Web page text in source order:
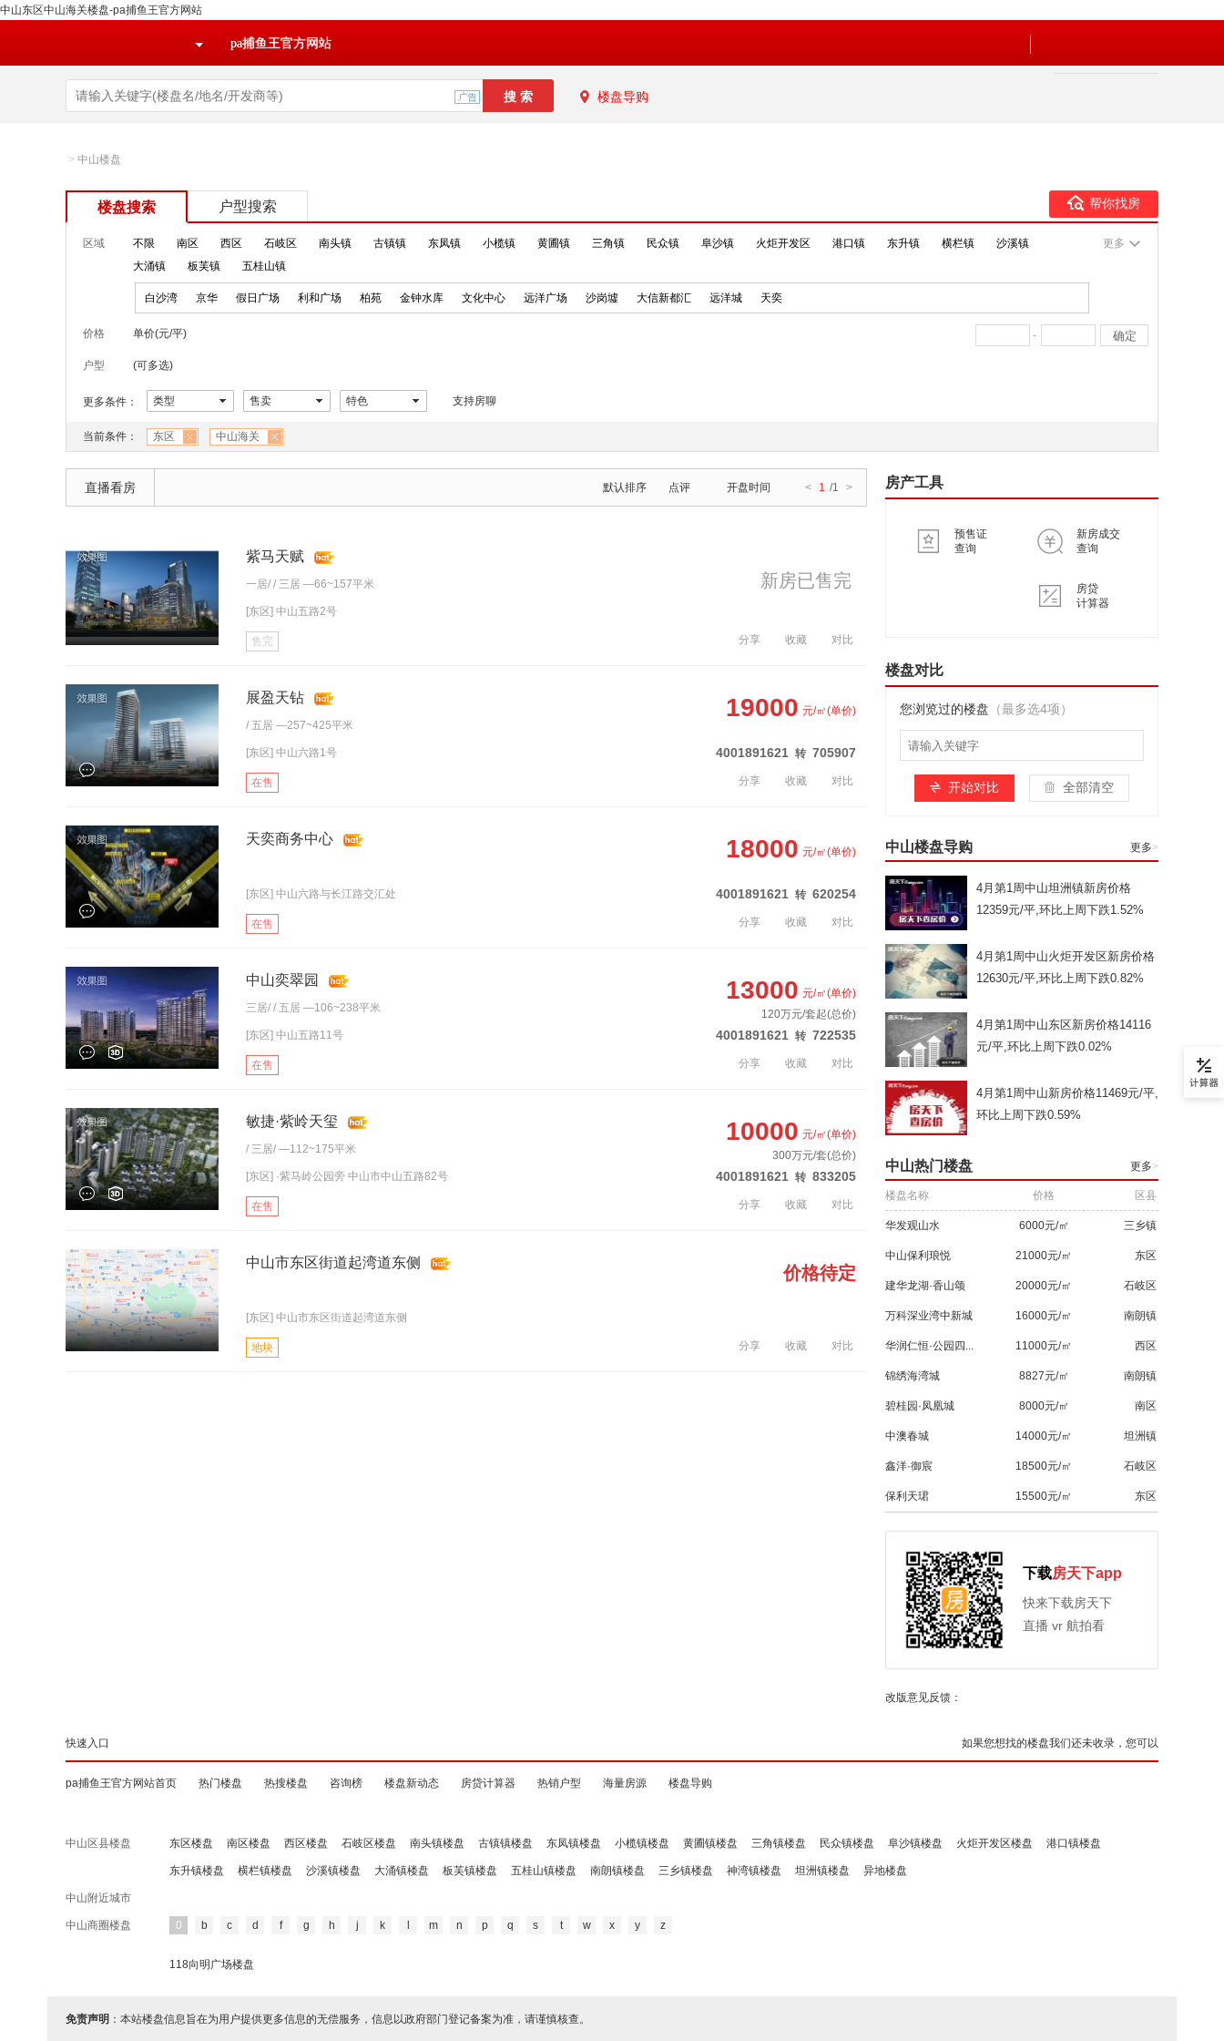
中山东区中山海关楼盘-pa捕鱼王官方网站
pa捕鱼王官方网站
楼盘导购
> 中山楼盘
楼盘搜索 户型搜索 帮你找房
区域 不限 南区 西区 石岐区 南头镇 古镇镇 东凤镇 小榄镇 黄圃镇 三角镇 民众镇 阜沙镇 火炬开发区 港口镇 东升镇 横栏镇
沙溪镇
大涌镇
板芙镇 五桂山镇
更多
白沙湾 京华 假日广场 利和广场 柏苑 金钟水库 文化中心 远洋广场 沙岗墟 大信新都汇 远洋城 天奕
价格 单价(元/平) -
户型 (可多选)
更多条件： 类型 售卖 特色 支持房聊
当前条件： 东区 中山海关
直播看房 默认排序 点评 开盘时间 < 1 /1 >
紫马天赋
一居/ / 三居 —66~157平米
[东区] 中山五路2号
售完
新房已售完
分享 收藏 对比
展盈天钻
/ 五居 —257~425平米
[东区] 中山六路1号 4001891621 转 705907
在售
19000 元/㎡(单价)
分享 收藏 对比
天奕商务中心
[东区] 中山六路与长江路交汇处 4001891621 转 620254
在售
18000 元/㎡(单价)
分享 收藏 对比
中山奕翠园
三居/ / 五居 —106~238平米
[东区] 中山五路11号 4001891621 转 722535
在售
13000 元/㎡(单价)
120万元/套起(总价)
分享 收藏 对比
敏捷·紫岭天玺
/ 三居/ —112~175平米
[东区] ·紫马岭公园旁 中山市中山五路82号 4001891621 转 833205
在售
10000 元/㎡(单价)
300万元/套(总价)
分享 收藏 对比
中山市东区街道起湾道东侧
[东区] 中山市东区街道起湾道东侧
地块
价格待定
分享 收藏 对比
房产工具
预售证
查询
新房成交
查询
房贷
计算器
楼盘对比
您浏览过的楼盘 （最多选4项）
开始对比 全部清空
中山楼盘导购 更多>
4月第1周中山坦洲镇新房价格
12359元/平,环比上周下跌1.52%
4月第1周中山火炬开发区新房价格
12630元/平,环比上周下跌0.82%
4月第1周中山东区新房价格14116
元/平,环比上周下跌0.02%
4月第1周中山新房价格11469元/平,
环比上周下跌0.59%
中山热门楼盘 更多>
楼盘名称 价格 区县
华发观山水 6000元/㎡ 三乡镇
中山保利琅悦 21000元/㎡ 东区
建华龙湖·香山颂 20000元/㎡ 石岐区
万科深业湾中新城 16000元/㎡ 南朗镇
华润仁恒·公园四... 11000元/㎡ 西区
锦绣海湾城 8827元/㎡ 南朗镇
碧桂园·凤凰城 8000元/㎡ 南区
中澳春城 14000元/㎡ 坦洲镇
鑫洋·御宸 18500元/㎡ 石岐区
保利天珺 15500元/㎡ 东区
下载房天下app
快来下载房天下
直播 vr 航拍看
改版意见反馈：
如果您想找的楼盘我们还未收录，您可以
快速入口
pa捕鱼王官方网站首页 热门楼盘 热搜楼盘 咨询榜 楼盘新动态 房贷计算器 热销户型 海量房源 楼盘导购
中山区县楼盘 东区楼盘 南区楼盘 西区楼盘 石岐区楼盘 南头镇楼盘 古镇镇楼盘 东凤镇楼盘 小榄镇楼盘 黄圃镇楼盘 三角镇楼盘 民众镇楼盘 阜沙镇楼盘 火炬开发区楼盘 港口镇楼盘
东升镇楼盘 横栏镇楼盘 沙溪镇楼盘 大涌镇楼盘 板芙镇楼盘 五桂山镇楼盘 南朗镇楼盘 三乡镇楼盘 神湾镇楼盘 坦洲镇楼盘 异地楼盘
中山附近城市
中山商圈楼盘 0 b c d f g h j k m n p q s t w x y z
118向明广场楼盘
免责声明 ：本站楼盘信息旨在为用户提供更多信息的无偿服务，信息以政府部门登记备案为准，请谨慎核查。